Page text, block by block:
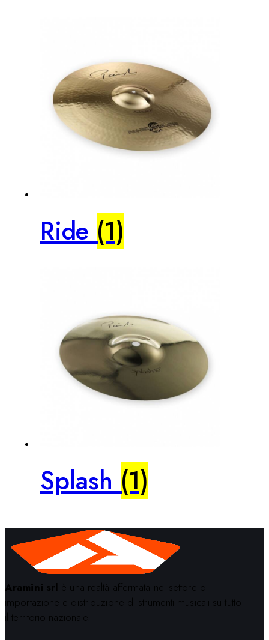
Ride (1)
Splash(1)
Aramini srl è una realtà affermata nel settore di
importazione e distribuzione di strumenti musicali su tutto
il territorio nazionale.